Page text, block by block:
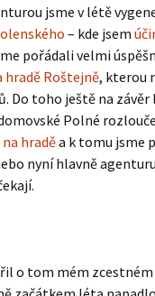
jsme v létě
– kde jsem
pořádali velmi
hradě Roštejně, kterou
Do toho ještě na závěr
Polné
hraděa k tomu jsme
nyní hlavně
o tom mém